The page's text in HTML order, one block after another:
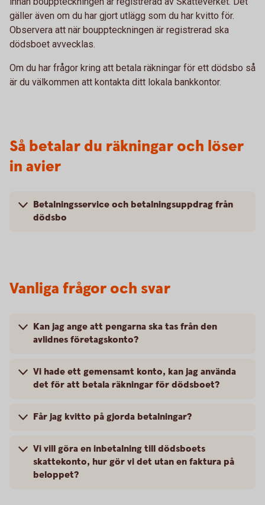
gäller även om du har gjort utlägg som du har kvitto för.
Observera att när bouppteckningen är registrerad ska
dödsboet avvecklas.
Om du har frågor kring att betala räkningar för ett dödsbo så
är du välkommen att kontakta ditt lokala bankkontor.
Så betalar du räkningar och löser
in avier
Betalningsservice och betalningsuppdrag från
dödsbo
Vanliga frågor och svar
Kan jag ange att pengarna ska tas från den
avlidnes företagskonto?
Vi hade ett gemensamt konto, kan jag använda
det för att betala räkningar för dödsboet?
Får jag kvitto på gjorda betalningar?
Vi vill göra en inbetalning till dödsboets
skattekonto, hur gör vi det utan en faktura på
beloppet?